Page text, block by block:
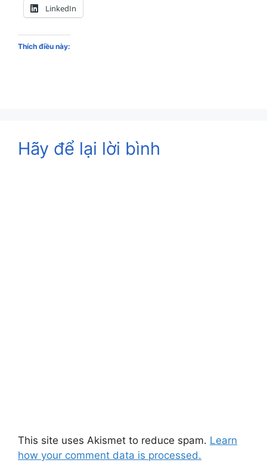
LinkedIn
Thích điều này:
Hãy để lại lời bình
This site uses Akismet to reduce spam. Learn
how your comment data is processed.